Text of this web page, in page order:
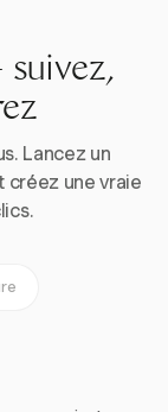
suivez,
Lancez un
créez une vraie